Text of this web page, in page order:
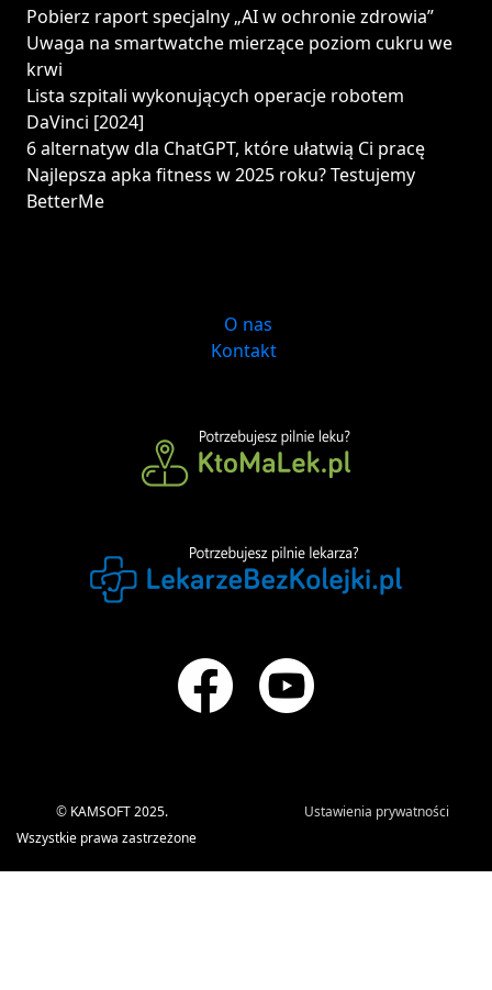
Pobierz raport specjalny „AI w ochronie zdrowia”
Uwaga na smartwatche mierzące poziom cukru we
krwi
Lista szpitali wykonujących operacje robotem
DaVinci [2024]
6 alternatyw dla ChatGPT, które ułatwią Ci pracę
Najlepsza apka fitness w 2025 roku? Testujemy
BetterMe
O nas
Kontakt
© KAMSOFT 2025.
Wszystkie prawa zastrzeżone
Ustawienia prywatności